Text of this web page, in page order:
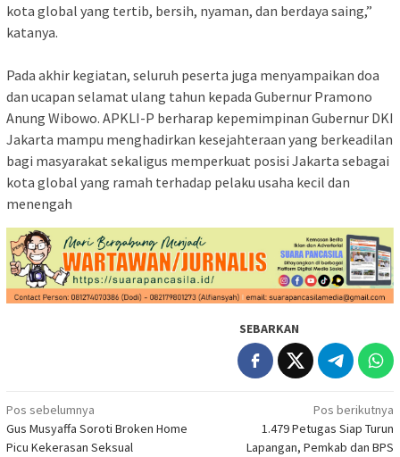
kota global yang tertib, bersih, nyaman, dan berdaya saing,”
katanya.
Pada akhir kegiatan, seluruh peserta juga menyampaikan doa
dan ucapan selamat ulang tahun kepada Gubernur Pramono
Anung Wibowo. APKLI-P berharap kepemimpinan Gubernur DKI
Jakarta mampu menghadirkan kesejahteraan yang berkeadilan
bagi masyarakat sekaligus memperkuat posisi Jakarta sebagai
kota global yang ramah terhadap pelaku usaha kecil dan
menengah
SEBARKAN
Navigasi
pos
Pos sebelumnya
Gus Musyaffa Soroti Broken Home
Picu Kekerasan Seksual
Pos berikutnya
1.479 Petugas Siap Turun
Lapangan, Pemkab dan BPS